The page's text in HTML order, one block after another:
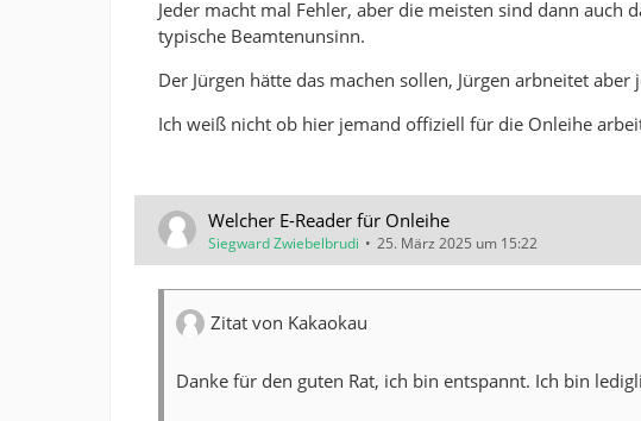
Jeder macht mal Fehler, aber die meisten sind dann auch
typische Beamtenunsinn.
Der Jürgen hätte das machen sollen, Jürgen arbneitet
Ich weiß nicht ob hier jemand offiziell für die Onleihe
Welcher E-Reader für Onleihe
Siegward Zwiebelbrudi 25. März 2025 um 15:22
Zitat von Kakaokau
Danke für den guten Rat, ich bin entspannt. Ich bin